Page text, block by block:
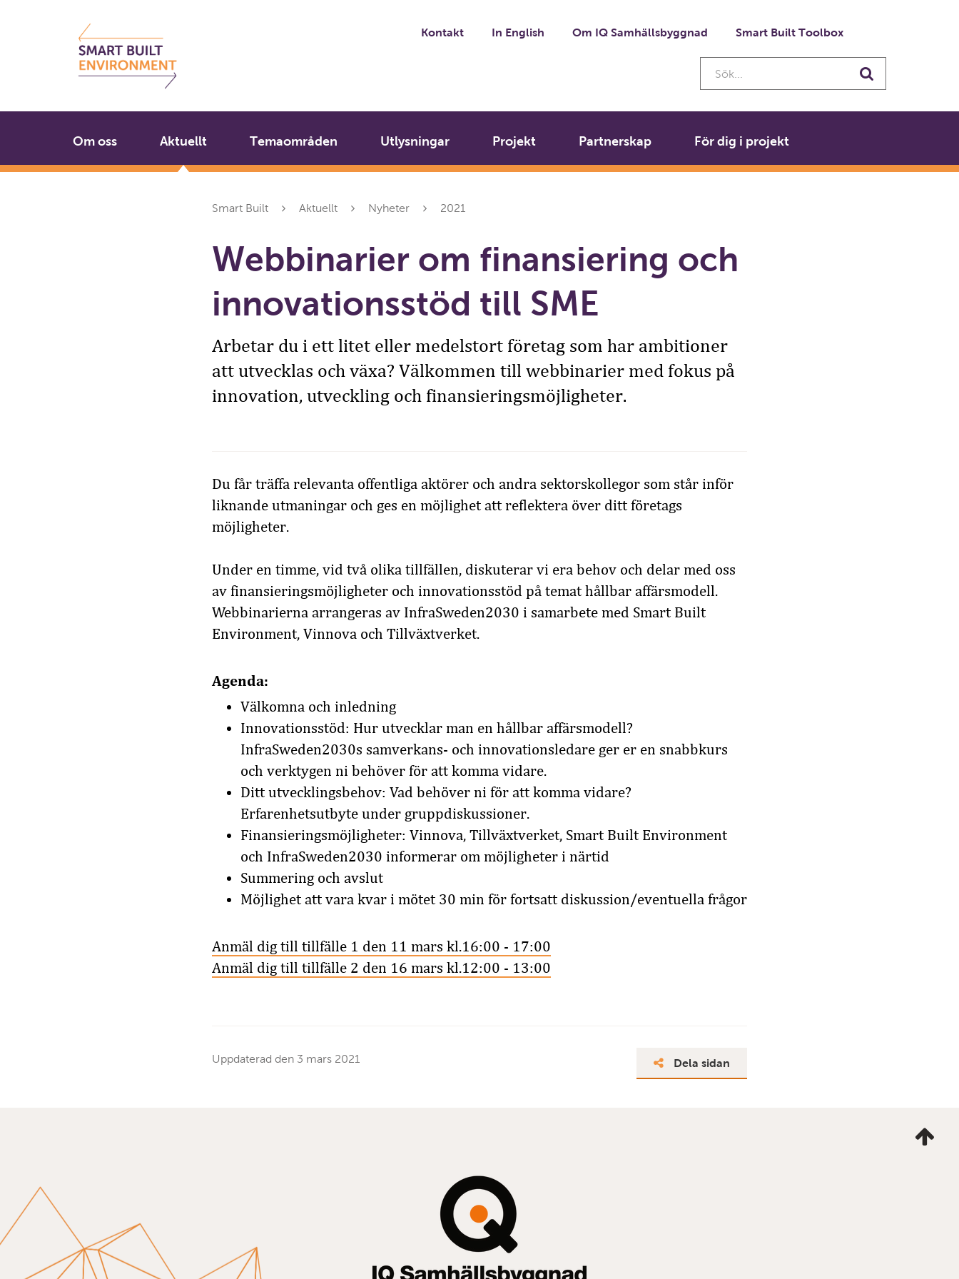
Kontakt In English Om IQ Samhällsbyggnad Smart Built Toolbox
Sök
Om oss Aktuellt Temaområden Utlysningar Projekt Partnerskap För dig i projekt
Smart Built Aktuellt Nyheter 2021
Webbinarier om finansiering och
innovationsstöd till SME
Arbetar du i ett litet eller medelstort företag som har ambitioner
att utvecklas och växa? Välkommen till webbinarier med fokus på
innovation, utveckling och finansieringsmöjligheter.
Du får träffa relevanta offentliga aktörer och andra sektorskollegor som står inför
liknande utmaningar och ges en möjlighet att reflektera över ditt företags
möjligheter.
Under en timme, vid två olika tillfällen, diskuterar vi era behov och delar med oss
av finansieringsmöjligheter och innovationsstöd på temat hållbar affärsmodell.
Webbinarierna arrangeras av InfraSweden2030 i samarbete med Smart Built
Environment, Vinnova och Tillväxtverket.
Agenda:
Välkomna och inledning
Innovationsstöd: Hur utvecklar man en hållbar affärsmodell?
InfraSweden2030s samverkans- och innovationsledare ger er en snabbkurs
och verktygen ni behöver för att komma vidare.
Ditt utvecklingsbehov: Vad behöver ni för att komma vidare?
Erfarenhetsutbyte under gruppdiskussioner.
Finansieringsmöjligheter: Vinnova, Tillväxtverket, Smart Built Environment
och InfraSweden2030 informerar om möjligheter i närtid
Summering och avslut
Möjlighet att vara kvar i mötet 30 min för fortsatt diskussion/eventuella frågor
Anmäl dig till tillfälle 1 den 11 mars kl.16:00 - 17:00
Anmäl dig till tillfälle 2 den 16 mars kl.12:00 - 13:00
Uppdaterad den 3 mars 2021 Dela sidan
mig